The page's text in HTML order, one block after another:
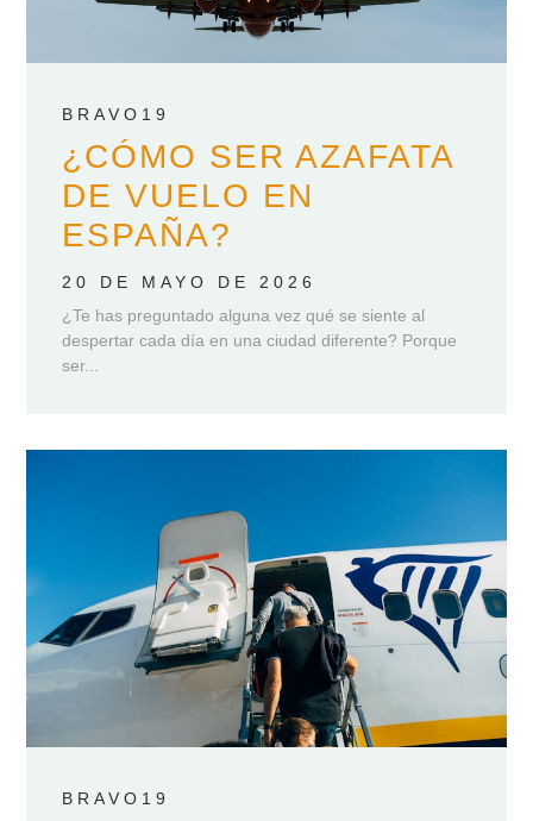
BRAVO19
¿CÓMO SER AZAFATA
DE VUELO EN
ESPAÑA?
20 DE MAYO DE 2026
¿Te has preguntado alguna vez qué se siente al
despertar cada día en una ciudad diferente? Porque
ser...
BRAVO19